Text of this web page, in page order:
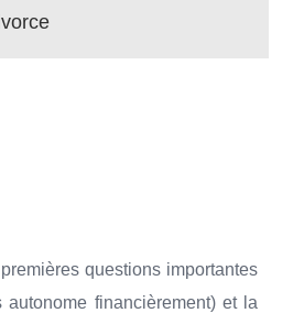
questions importantes
financièrement) et la